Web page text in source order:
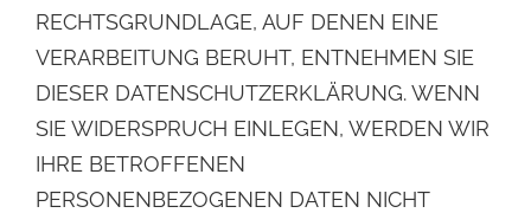
RECHTSGRUNDLAGE, AUF DENEN EINE
VERARBEITUNG BERUHT, ENTNEHMEN SIE
DIESER DATENSCHUTZERKLÄRUNG. WENN
SIE WIDERSPRUCH EINLEGEN, WERDEN WIR
IHRE BETROFFENEN
PERSONENBEZOGENEN DATEN NICHT